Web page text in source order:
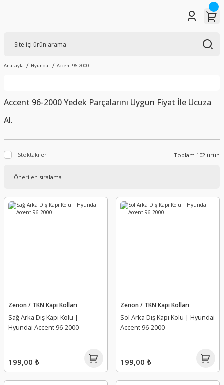
Anasayfa Hyundai Accent 96-2000
Accent 96-2000 Yedek Parçalarını Uygun Fiyat İle Ucuza
Al.
Stoktakiler Toplam 102 ürün
Zenon / TKN Kapı Kolları
Sağ Arka Dış Kapı Kolu |
Hyundai Accent 96-2000
199,00 ₺
Zenon / TKN Kapı Kolları
Sol Arka Dış Kapı Kolu | Hyundai
Accent 96-2000
199,00 ₺